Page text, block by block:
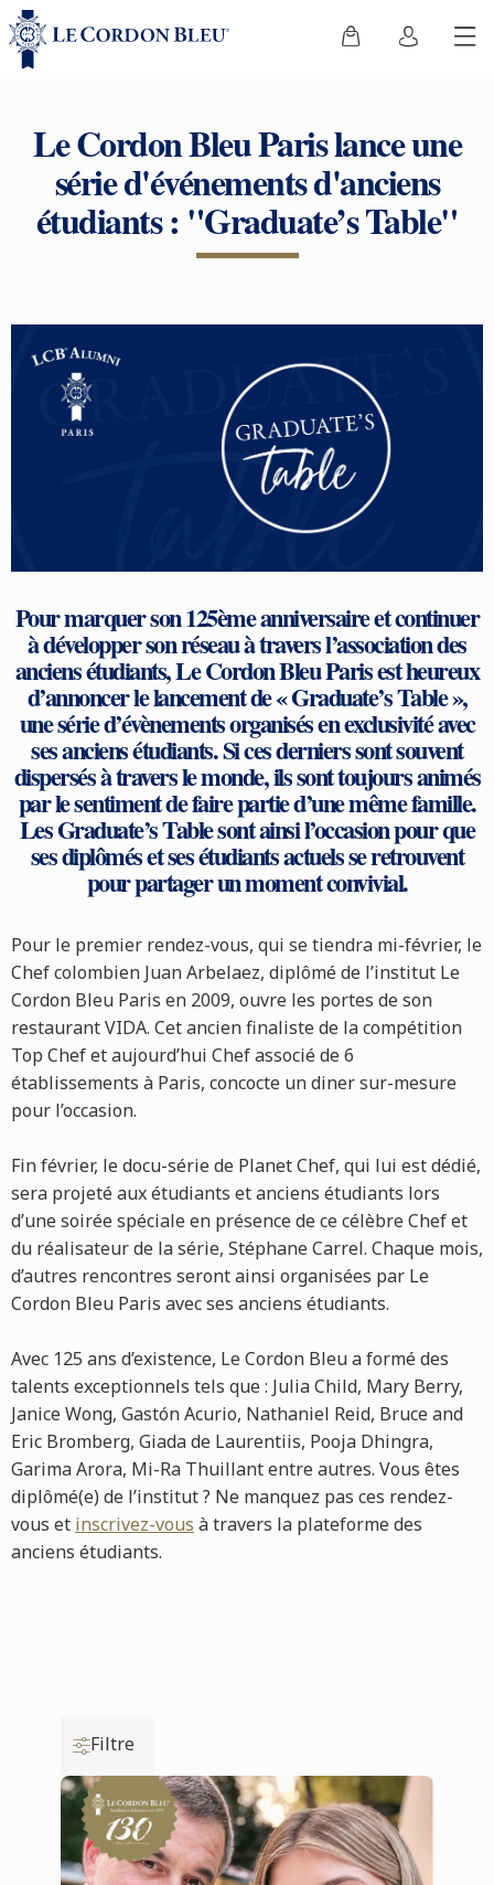
Le Cordon Bleu Paris lance une
série d'événements d'anciens
étudiants : "Graduate’s Table"
Pour marquer son 125ème anniversaire et continuer
à développer son réseau à travers l’association des
anciens étudiants, Le Cordon Bleu Paris est heureux
d’annoncer le lancement de « Graduate’s Table »,
une série d’évènements organisés en exclusivité avec
ses anciens étudiants. Si ces derniers sont souvent
dispersés à travers le monde, ils sont toujours animés
par le sentiment de faire partie d’une même famille.
Les Graduate’s Table sont ainsi l’occasion pour que
ses diplômés et ses étudiants actuels se retrouvent
pour partager un moment convivial.
Pour le premier rendez-vous, qui se tiendra mi-février, le
Chef colombien Juan Arbelaez, diplômé de l’institut Le
Cordon Bleu Paris en 2009, ouvre les portes de son
restaurant VIDA. Cet ancien finaliste de la compétition
Top Chef et aujourd’hui Chef associé de 6
établissements à Paris, concocte un diner sur-mesure
pour l’occasion.
Fin février, le docu-série de Planet Chef, qui lui est dédié,
sera projeté aux étudiants et anciens étudiants lors
d’une soirée spéciale en présence de ce célèbre Chef et
du réalisateur de la série, Stéphane Carrel. Chaque mois,
d’autres rencontres seront ainsi organisées par Le
Cordon Bleu Paris avec ses anciens étudiants.
Avec 125 ans d’existence, Le Cordon Bleu a formé des
talents exceptionnels tels que : Julia Child, Mary Berry,
Janice Wong, Gastón Acurio, Nathaniel Reid, Bruce and
Eric Bromberg, Giada de Laurentiis, Pooja Dhingra,
Garima Arora, Mi-Ra Thuillant entre autres. Vous êtes
diplômé(e) de l’institut ? Ne manquez pas ces rendez-
vous et inscrivez-vous à travers la plateforme des
anciens étudiants.
Filtre